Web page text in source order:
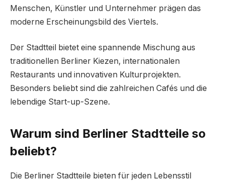
Menschen, Künstler und Unternehmer prägen das
moderne Erscheinungsbild des Viertels.
Der Stadtteil bietet eine spannende Mischung aus
traditionellen Berliner Kiezen, internationalen
Restaurants und innovativen Kulturprojekten.
Besonders beliebt sind die zahlreichen Cafés und die
lebendige Start-up-Szene.
Warum sind Berliner Stadtteile so
beliebt?
Die Berliner Stadtteile bieten für jeden Lebensstil